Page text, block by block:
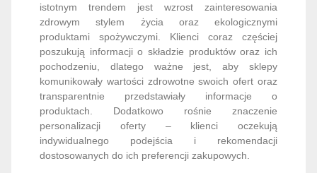
istotnym trendem jest wzrost zainteresowania
zdrowym stylem życia oraz ekologicznymi
produktami spożywczymi. Klienci coraz częściej
poszukują informacji o składzie produktów oraz ich
pochodzeniu, dlatego ważne jest, aby sklepy
komunikowały wartości zdrowotne swoich ofert oraz
transparentnie przedstawiały informacje o
produktach. Dodatkowo rośnie znaczenie
personalizacji oferty – klienci oczekują
indywidualnego podejścia i rekomendacji
dostosowanych do ich preferencji zakupowych.